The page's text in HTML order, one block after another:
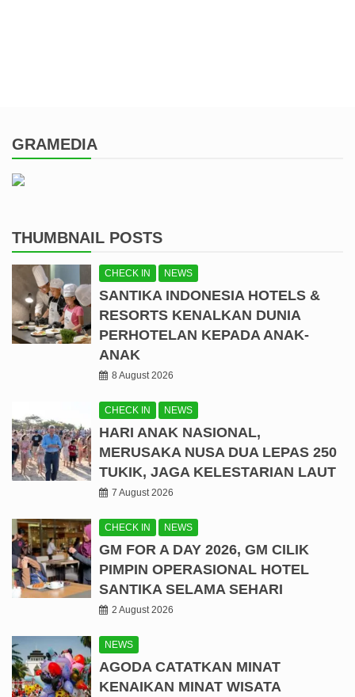
GRAMEDIA
THUMBNAIL POSTS
CHECK IN NEWS
SANTIKA INDONESIA HOTELS &
RESORTS KENALKAN DUNIA
PERHOTELAN KEPADA ANAK-
ANAK
8 August 2026
CHECK IN NEWS
HARI ANAK NASIONAL,
MERUSAKA NUSA DUA LEPAS 250
TUKIK, JAGA KELESTARIAN LAUT
7 August 2026
CHECK IN NEWS
GM FOR A DAY 2026, GM CILIK
PIMPIN OPERASIONAL HOTEL
SANTIKA SELAMA SEHARI
2 August 2026
NEWS
AGODA CATATKAN MINAT
KENAIKAN MINAT WISATA